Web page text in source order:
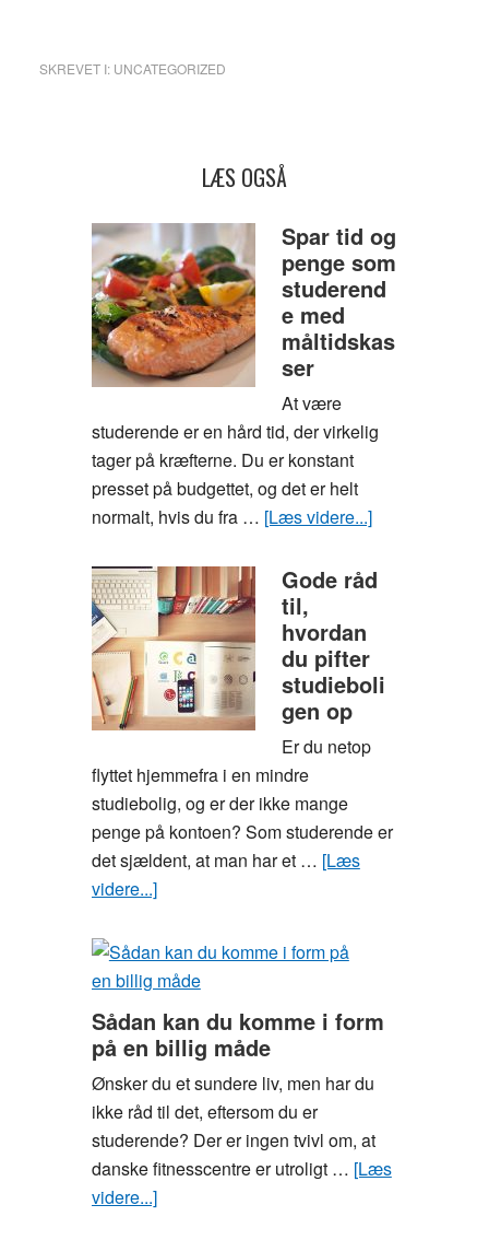
SKREVET I: UNCATEGORIZED
LÆS OGSÅ
Spar tid og
penge som
studerend
e med
måltidskas
ser
At være
studerende er en hård tid, der virkelig
tager på kræfterne. Du er konstant
presset på budgettet, og det er helt
normalt, hvis du fra … [Læs videre...]om
tid
studerende
Gode råd
til,
hvordan
du pifter
studieboli
gen op
Er du netop
flyttet hjemmefra i en mindre
studiebolig, og er der ikke mange
penge på kontoen? Som studerende er
det sjældent, at man har et … [Læs
videre...]om
råd
til,
du
pifter
studieboligen
op
Sådan kan du komme i form
på en billig måde
Ønsker du et sundere liv, men har du
ikke råd til det, eftersom du er
studerende? Der er ingen tvivl om, at
danske fitnesscentre er utroligt … [Læs
videre...]om